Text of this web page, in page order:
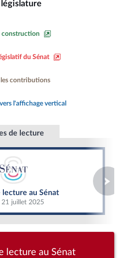
législature
construction
du Sénat
contributions
l'affichage vertical
de lecture
lecture au Sénat
21 juillet 2025
lecture au Sénat
lecture au Sénat